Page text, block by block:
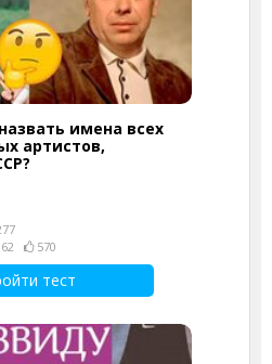
имена всех
артистов,
570
тест